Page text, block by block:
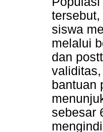
siswa
melalui
dan
bantuan
sebesar